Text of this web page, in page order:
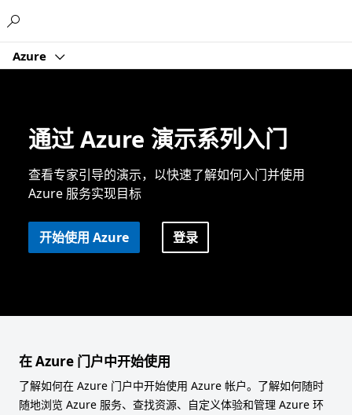
Azure
通过 Azure 演示系列入门
查看专家引导的演示，以快速了解如何入门并使用
Azure 服务实现目标
开始使用 Azure 登录
在 Azure 门户中开始使用
了解如何在 Azure 门户中开始使用 Azure 帐户。了解如何随时
随地浏览 Azure 服务、查找资源、自定义体验和管理 Azure 环